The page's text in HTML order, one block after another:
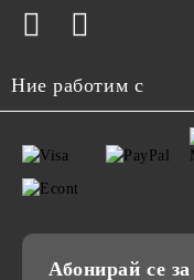
Ние работим с
Абонирай се